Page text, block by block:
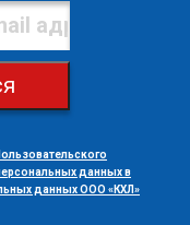
данных в
данных ООО «КХЛ»